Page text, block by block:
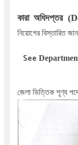
কারা অধিদপ্তর
নিয়োগের বিস্তারিত
See
জেলা ভিত্তিক শূণ্য